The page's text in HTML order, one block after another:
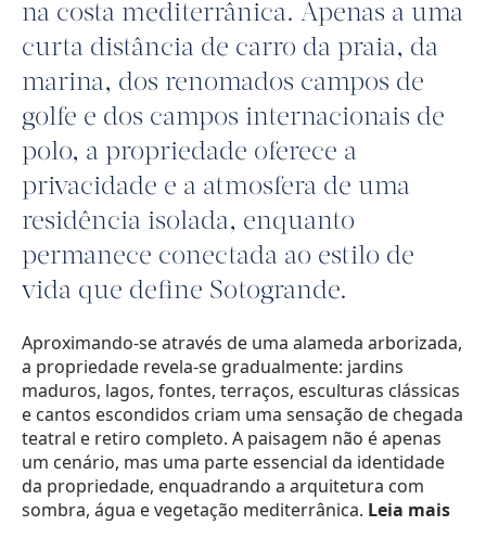
na costa mediterrânica. Apenas a uma
curta distância de carro da praia, da
marina, dos renomados campos de
golfe e dos campos internacionais de
polo, a propriedade oferece a
privacidade e a atmosfera de uma
residência isolada, enquanto
permanece conectada ao estilo de
vida que define Sotogrande.
Aproximando-se através de uma alameda arborizada,
a propriedade revela-se gradualmente: jardins
maduros, lagos, fontes, terraços, esculturas clássicas
e cantos escondidos criam uma sensação de chegada
teatral e retiro completo. A paisagem não é apenas
um cenário, mas uma parte essencial da identidade
da propriedade, enquadrando a arquitetura com
sombra, água e vegetação mediterrânica. Leia mais